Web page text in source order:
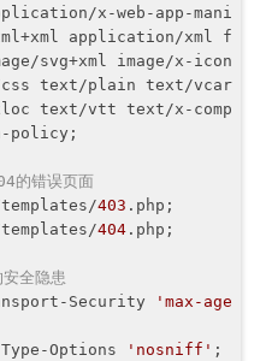
x-web-app-mani
application/xml f
svg+xml image/x-icon
text/plain text/vcar
text/vtt text/x-comp
policy;
的错误页面
403 .php;
404.php;
全隐患
Security
'max-age
Options 'nosniff' ;